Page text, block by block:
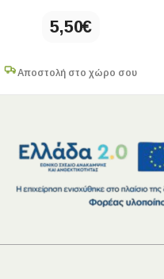
5,50€
Αποστολή στο χώρο σου